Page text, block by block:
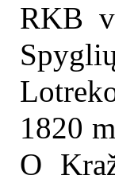
RKB
1820
O